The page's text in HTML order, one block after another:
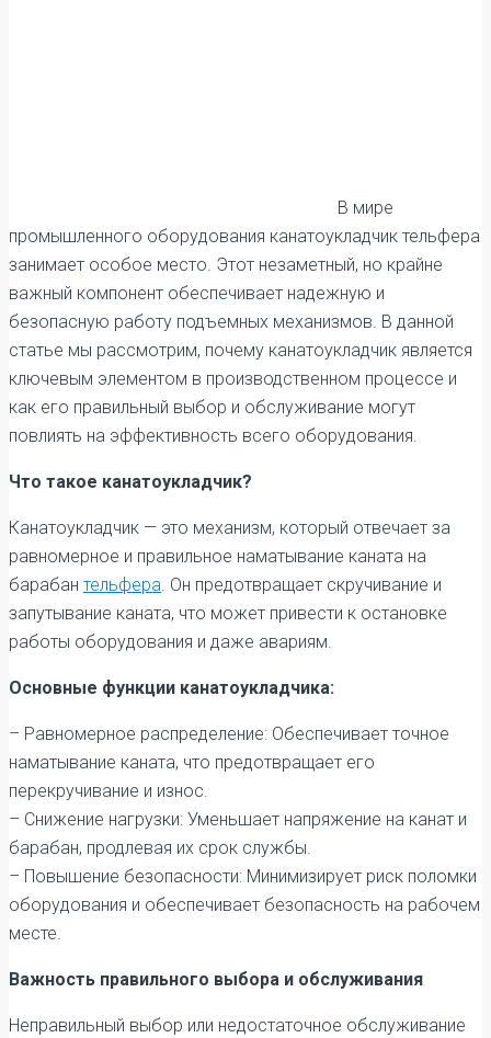
В мире
промышленного оборудования канатоукладчик тельфера
занимает особое место. Этот незаметный, но крайне
важный компонент обеспечивает надежную и
безопасную работу подъемных механизмов. В данной
статье мы рассмотрим, почему канатоукладчик является
ключевым элементом в производственном процессе и
как его правильный выбор и обслуживание могут
повлиять на эффективность всего оборудования.
Что такое канатоукладчик?
Канатоукладчик — это механизм, который отвечает за
равномерное и правильное наматывание каната на
барабан тельфера. Он предотвращает скручивание и
запутывание каната, что может привести к остановке
работы оборудования и даже авариям.
Основные функции канатоукладчика:
– Равномерное распределение: Обеспечивает точное
наматывание каната, что предотвращает его
перекручивание и износ.
– Снижение нагрузки: Уменьшает напряжение на канат и
барабан, продлевая их срок службы.
– Повышение безопасности: Минимизирует риск поломки
оборудования и обеспечивает безопасность на рабочем
месте.
Важность правильного выбора и обслуживания
Неправильный выбор или недостаточное обслуживание